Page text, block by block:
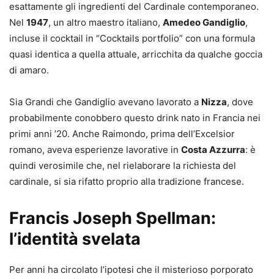
esattamente gli ingredienti del Cardinale contemporaneo.
Nel 1947, un altro maestro italiano, Amedeo Gandiglio,
incluse il cocktail in “Cocktails portfolio” con una formula
quasi identica a quella attuale, arricchita da qualche goccia
di amaro.
Sia Grandi che Gandiglio avevano lavorato a Nizza, dove
probabilmente conobbero questo drink nato in Francia nei
primi anni ’20. Anche Raimondo, prima dell’Excelsior
romano, aveva esperienze lavorative in Costa Azzurra: è
quindi verosimile che, nel rielaborare la richiesta del
cardinale, si sia rifatto proprio alla tradizione francese.
Francis Joseph Spellman:
l’identità svelata
Per anni ha circolato l’ipotesi che il misterioso porporato